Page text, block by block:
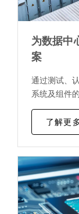
为数据中
案
通过测试、
系统及组件
了解更